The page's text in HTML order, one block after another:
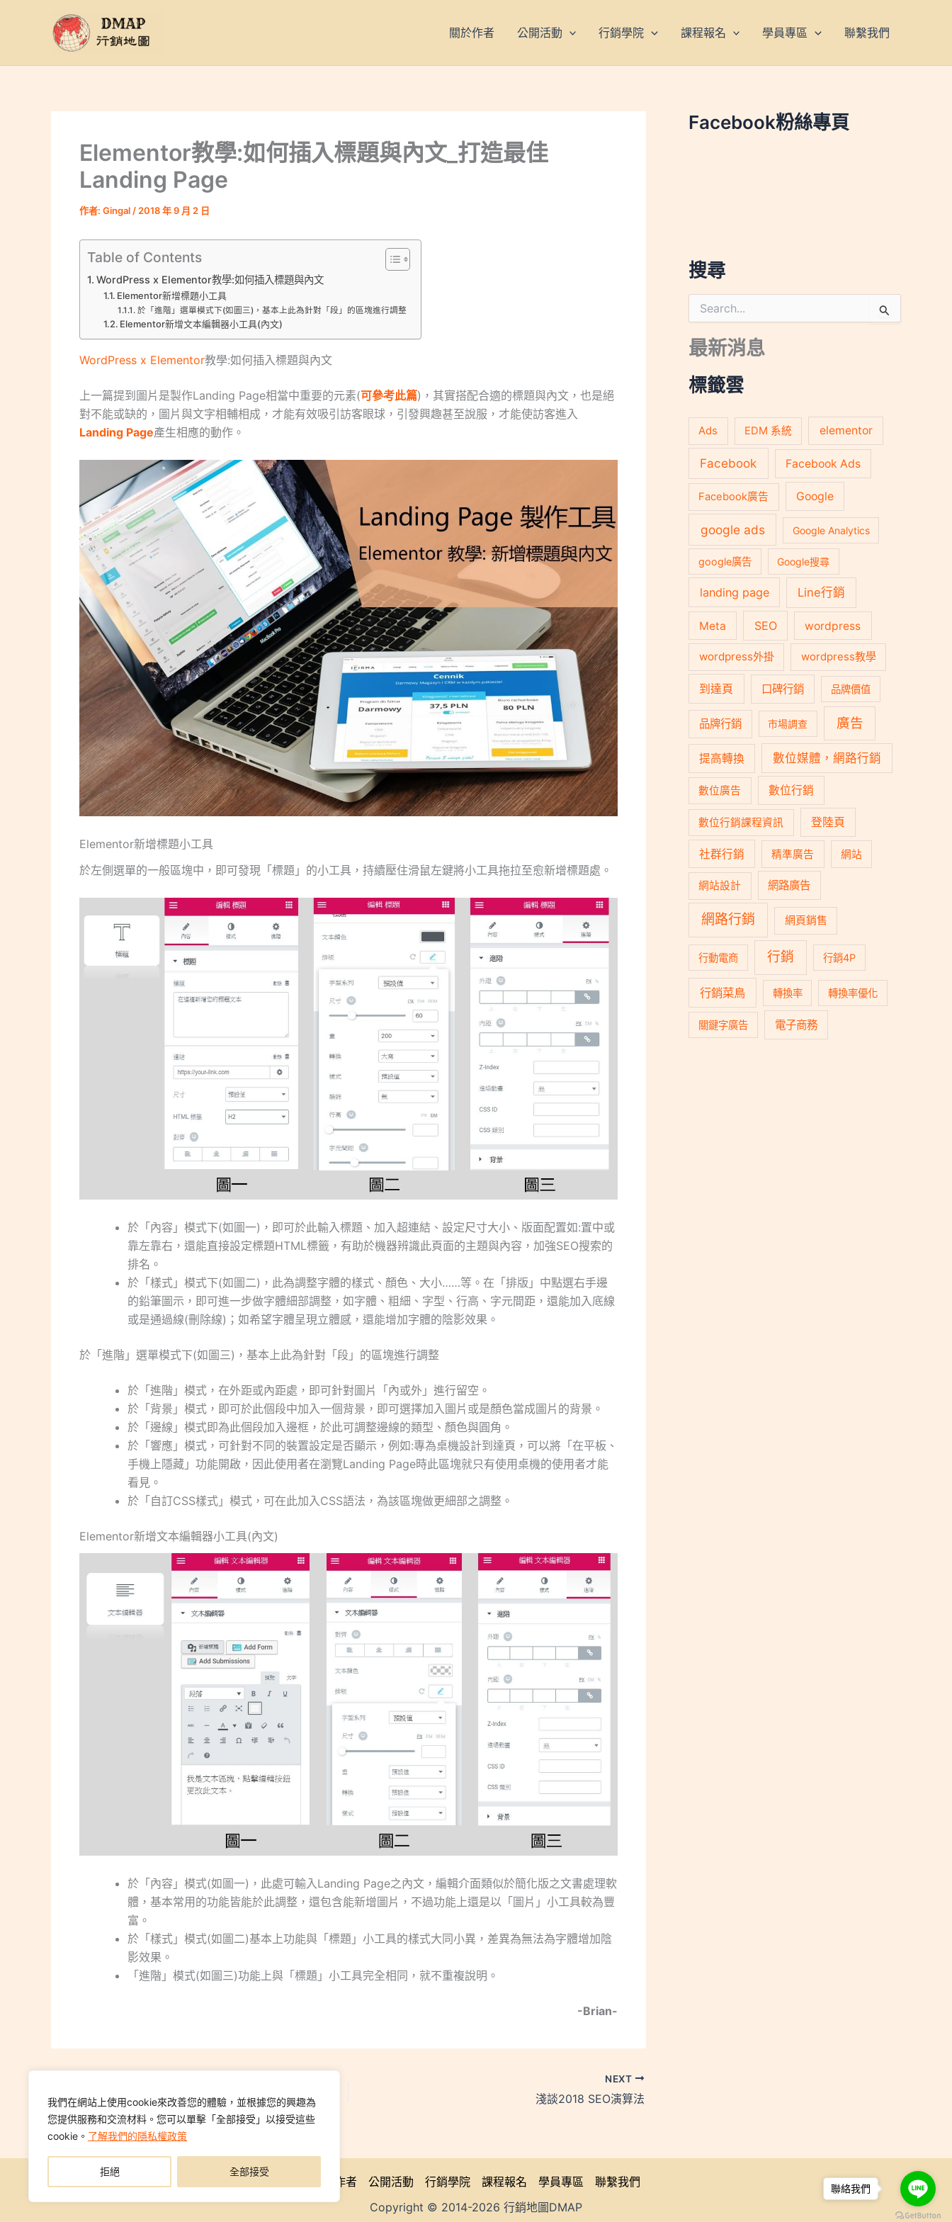
我們在網站上使用cookie來改善您的體驗，並根據您的興趣為
您提供服務和交流材料。您可以單擊「全部接受」以接受這些
cookie。 了解我們的隱私權政策
拒絕 全部接受
要
關於作者 公開活動 行銷學院 課程報名 學員專區 聯繫我們
Elementor教學:如何插入標題與內文_打造最佳
Landing Page
作者: Gingal / 2018 年 9 月 2 日
Table of Contents
WordPress x Elementor教學:如何插入標題與內文
Elementor新增標題小工具
於「進階」選單模式下(如圖三)，基本上此為針對「段」的區塊進行調整
Elementor新增文本編輯器小工具(內文)
WordPress x Elementor教學:如何插入標題與內文
上一篇提到圖片是製作Landing Page相當中重要的元素(可參考此篇)，其實搭配合適的標題與內文，也是絕
對不能或缺的，圖片與文字相輔相成，才能有效吸引訪客眼球，引發興趣甚至說服，才能使訪客進入
Landing Page產生相應的動作。
Elementor新增標題小工具
於左側選單的一般區塊中，即可發現「標題」的小工具，持續壓住滑鼠左鍵將小工具拖拉至愈新增標題處。
於「內容」模式下(如圖一)，即可於此輸入標題、加入超連結、設定尺寸大小、版面配置如:置中或
靠左靠右，還能直接設定標題HTML標籤，有助於機器辨識此頁面的主題與內容，加強SEO搜索的
排名。
於「樣式」模式下(如圖二)，此為調整字體的樣式、顏色、大小……等。在「排版」中點選右手邊
的鉛筆圖示，即可進一步做字體細部調整，如字體、粗細、字型、行高、字元間距，還能加入底線
或是通過線(刪除線)；如希望字體呈現立體感，還能增加字體的陰影效果。
於「進階」選單模式下(如圖三)，基本上此為針對「段」的區塊進行調整
於「進階」模式，在外距或內距處，即可針對圖片「內或外」進行留空。
於「背景」模式，即可於此個段中加入一個背景，即可選擇加入圖片或是顏色當成圖片的背景。
於「邊線」模式即為此個段加入邊框，於此可調整邊線的類型、顏色與圓角。
於「響應」模式，可針對不同的裝置設定是否顯示，例如:專為桌機設計到達頁，可以將「在平板、
手機上隱藏」功能開啟，因此使用者在瀏覽Landing Page時此區塊就只有使用桌機的使用者才能
看見。
於「自訂CSS樣式」模式，可在此加入CSS語法，為該區塊做更細部之調整。
Elementor新增文本編輯器小工具(內文)
於「內容」模式(如圖一)，此處可輸入Landing Page之內文，編輯介面類似於簡化版之文書處理軟
體，基本常用的功能皆能於此調整，還包含能新增圖片，不過功能上還是以「圖片」小工具較為豐
富。
於「樣式」模式(如圖二)基本上功能與「標題」小工具的樣式大同小異，差異為無法為字體增加陰
影效果。
「進階」模式(如圖三)功能上與「標題」小工具完全相同，就不重複說明。
-Brian-
中秋節行銷方向，你掌握了嗎?
NEXT
淺談2018 SEO演算法
Facebook粉絲專頁
搜尋
尋
關
鍵
:
最新消息
標籤雲
Ads EDM 系統 elementor
Facebook Facebook Ads
Facebook廣告 Google
google ads Google Analytics
google廣告 Google搜尋
landing page Line行銷
Meta SEO wordpress
wordpress外掛 wordpress教學
到達頁 口碑行銷 品牌價值
品牌行銷 市場調查 廣告
提高轉換 數位媒體，網路行銷
數位廣告 數位行銷
數位行銷課程資訊 登陸頁
社群行銷 精準廣告 網站
網站設計 網路廣告
網路行銷 網頁銷售
行動電商 行銷 行銷4P
行銷菜鳥 轉換率 轉換率優化
關鍵字廣告 電子商務
關於作者 公開活動 行銷學院 課程報名 學員專區
聯繫我們
Copyright © 2014-2026 行銷地圖DMAP
聯絡我們